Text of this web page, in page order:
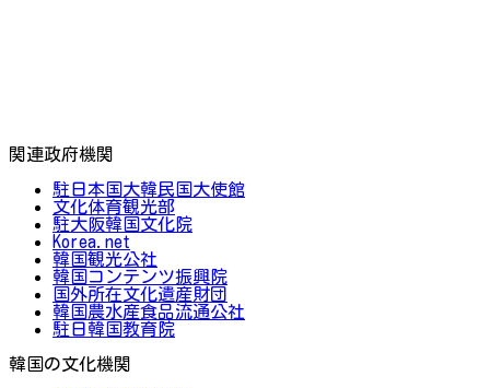
関連政府機関
駐日本国大韓民国大使館
文化体育観光部
駐大阪韓国文化院
Korea.net
韓国観光公社
韓国コンテンツ振興院
国外所在文化遺産財団
韓国農水産食品流通公社
駐日韓国教育院
韓国の文化機関